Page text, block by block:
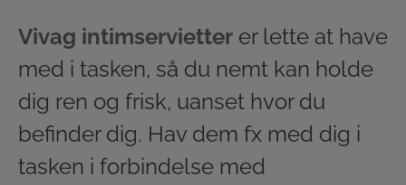
Vivag intimservietter er lette at have
med i tasken, så du nemt kan holde
dig ren og frisk, uanset hvor du
befinder dig. Hav dem fx med dig i
tasken i forbindelse med